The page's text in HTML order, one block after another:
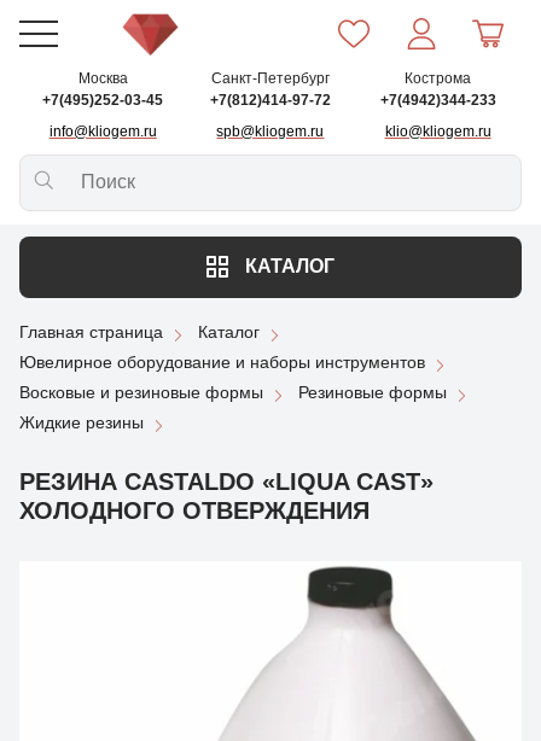
Москва
+7(495)252-03-45
info@kliogem.ru
Санкт-Петербург
+7(812)414-97-72
spb@kliogem.ru
Кострома
+7(4942)344-233
klio@kliogem.ru
КАТАЛОГ
Главная страница
Каталог
Ювелирное оборудование и наборы инструментов
Восковые и резиновые формы
Резиновые формы
Жидкие резины
РЕЗИНА CASTALDO «LIQUA CAST»
ХОЛОДНОГО ОТВЕРЖДЕНИЯ